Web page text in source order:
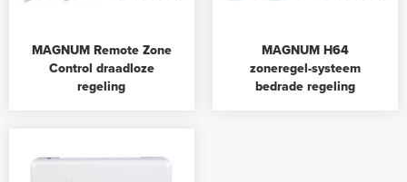
MAGNUM Remote Zone
Control draadloze
regeling
MAGNUM H64
zoneregel-systeem
bedrade regeling